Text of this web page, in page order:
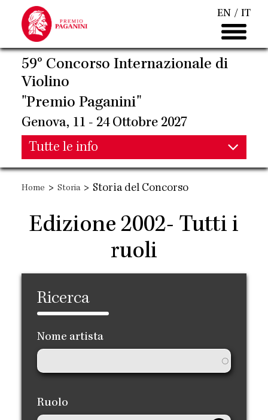
contenuto
principale
EN IT
59° Concorso Internazionale di
Violino
"Premio Paganini"
Genova, 11 - 24 Ottobre 2027
Main
navigation
Tutte le info
Main
navigation
Home > Storia > Storia del Concorso
Edizione 2002- Tutti i
ruoli
Ricerca
Nome artista
Ruolo